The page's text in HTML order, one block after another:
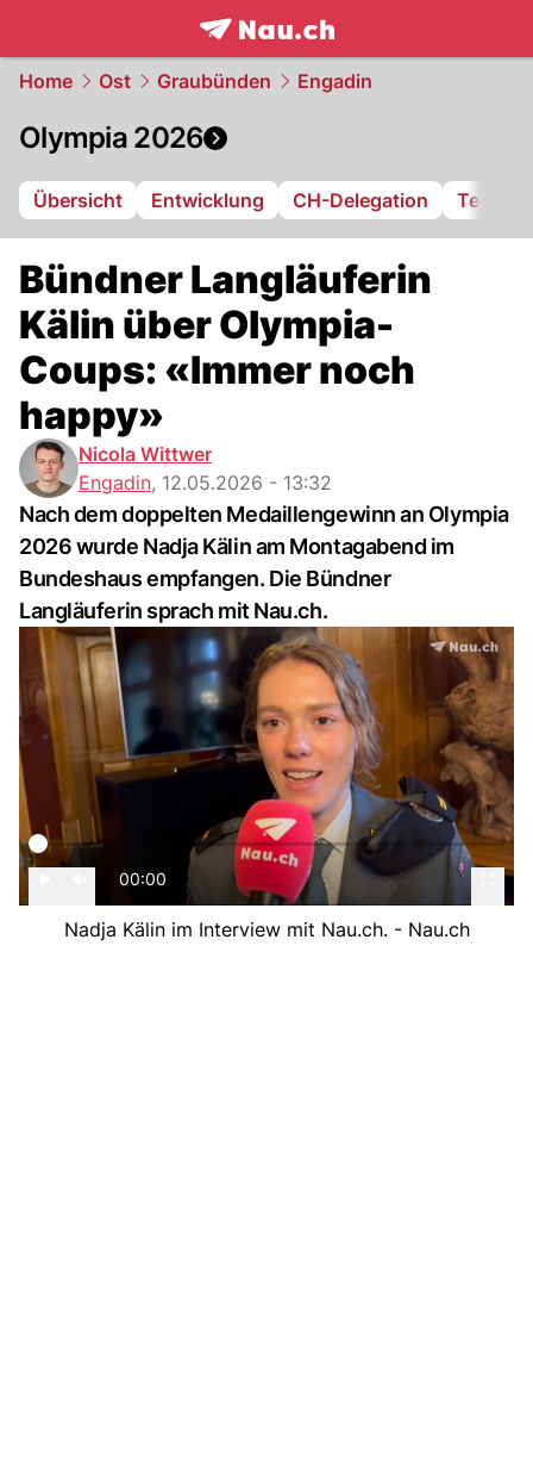
frontpage.NAU.ch
Home Ost Graubünden Engadin
Olympia 2026
Übersicht Entwicklung CH-Delegation
Bündner Langläuferin
Kälin über Olympia-
Coups: «Immer noch
happy»
Nicola Wittwer
Engadin, 12.05.2026 - 13:32
Nach dem doppelten Medaillengewinn an Olympia
2026 wurde Nadja Kälin am Montagabend im
Bundeshaus empfangen. Die Bündner
Langläuferin sprach mit Nau.ch.
00:00
Nadja Kälin im Interview mit Nau.ch. - Nau.ch